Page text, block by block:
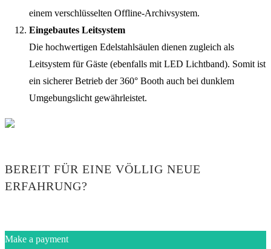
einem verschlüsselten Offline-Archivsystem.
Eingebautes Leitsystem
Die hochwertigen Edelstahlsäulen dienen zugleich als
Leitsystem für Gäste (ebenfalls mit LED Lichtband). Somit ist
ein sicherer Betrieb der 360° Booth auch bei dunklem
Umgebungslicht gewährleistet.
BEREIT FÜR EINE VÖLLIG NEUE
ERFAHRUNG?
Make a payment